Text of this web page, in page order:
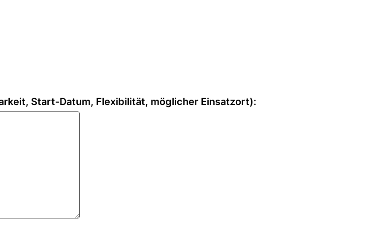
Start-Datum, Flexibilität, möglicher Einsatzort):